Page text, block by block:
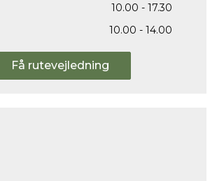
10.00 - 17.30
10.00 - 14.00
Få rutevejledning